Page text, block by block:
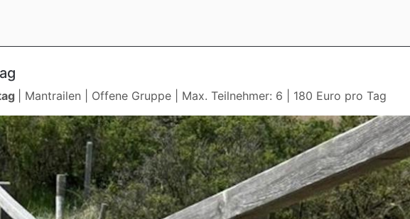
| Mantrailen | Offene Gruppe | Max. Teilnehmer: 6 | 180 Euro pro Tag